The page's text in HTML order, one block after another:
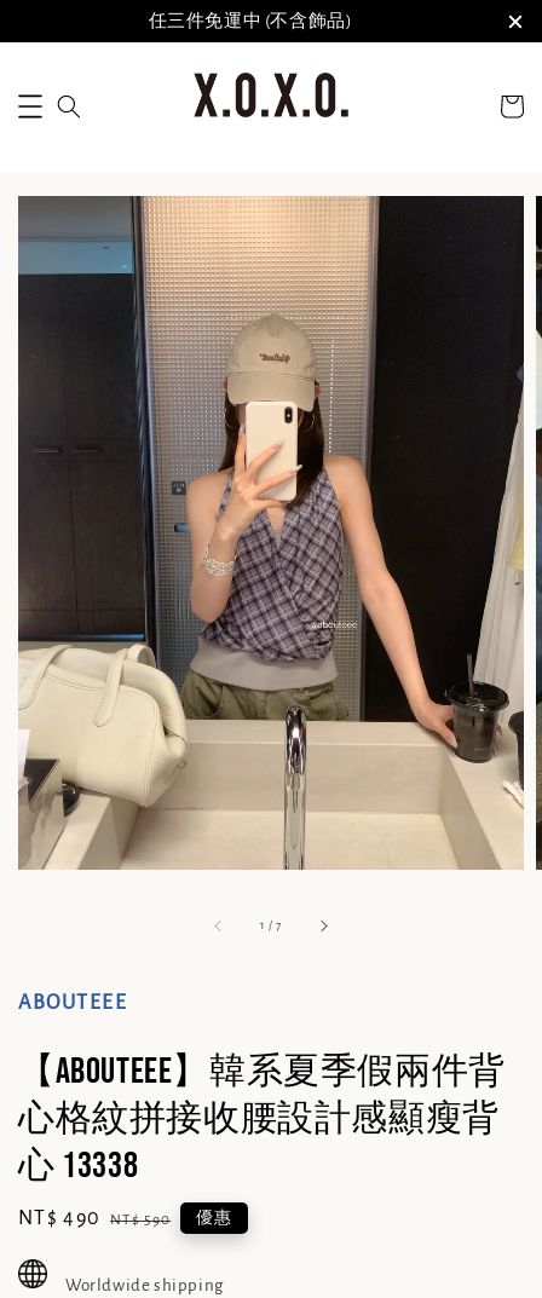
任三件免運中 (不含飾品)
1 /7
ABOUTEEE
【abouteee】韓系夏季假兩件背
心格紋拼接收腰設計感顯瘦背
心 13338
Sale
NT$ 490 Regular
NT$ 590 優惠
Worldwide shipping